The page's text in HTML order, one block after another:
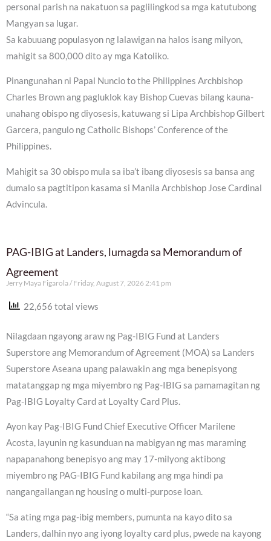
personal parish na nakatuon sa paglilingkod sa mga katutubong
Mangyan sa lugar.
Sa kabuuang populasyon ng lalawigan na halos isang milyon,
mahigit sa 800,000 dito ay mga Katoliko.
Pinangunahan ni Papal Nuncio to the Philippines Archbishop
Charles Brown ang pagluklok kay Bishop Cuevas bilang kauna-
unahang obispo ng diyosesis, katuwang si Lipa Archbishop Gilbert
Garcera, pangulo ng Catholic Bishops’ Conference of the
Philippines.
Mahigit sa 30 obispo mula sa iba’t ibang diyosesis sa bansa ang
dumalo sa pagtitipon kasama si Manila Archbishop Jose Cardinal
Advincula.
PAG-IBIG at Landers, lumagda sa Memorandum of
Agreement
Jerry Maya Figarola Friday, August 7, 2026 2:41 pm
22,656 total views
Nilagdaan ngayong araw ng Pag-IBIG Fund at Landers
Superstore ang Memorandum of Agreement (MOA) sa Landers
Superstore Aseana upang palawakin ang mga benepisyong
matatanggap ng mga miyembro ng Pag-IBIG sa pamamagitan ng
Pag-IBIG Loyalty Card at Loyalty Card Plus.
Ayon kay Pag-IBIG Fund Chief Executive Officer Marilene
Acosta, layunin ng kasunduan na mabigyan ng mas maraming
napapanahong benepisyo ang may 17-milyong aktibong
miyembro ng PAG-IBIG Fund kabilang ang mga hindi pa
nangangailangan ng housing o multi-purpose loan.
“Sa ating mga pag-ibig members, pumunta na kayo dito sa
Landers, dalhin nyo ang iyong loyalty card plus, pwede na kayong